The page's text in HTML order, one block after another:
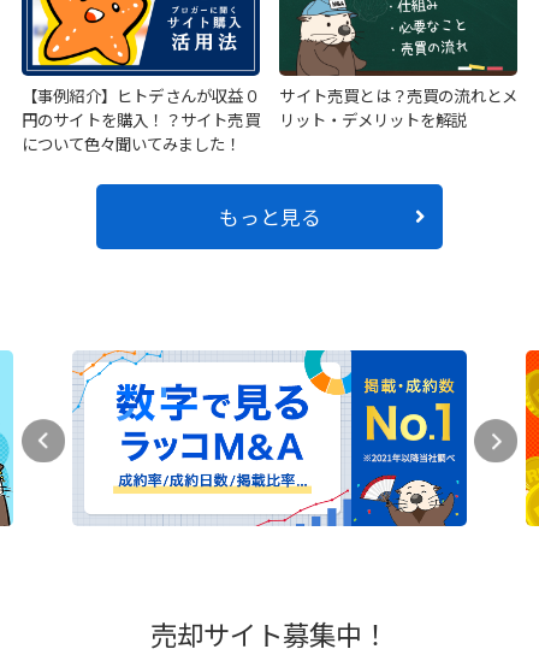
【事例紹介】ヒトデさんが収益０
円のサイトを購入！？サイト売買
について色々聞いてみました！
サイト売買とは？売買の流れとメ
リット・デメリットを解説
もっと見る
売却サイト募集中！